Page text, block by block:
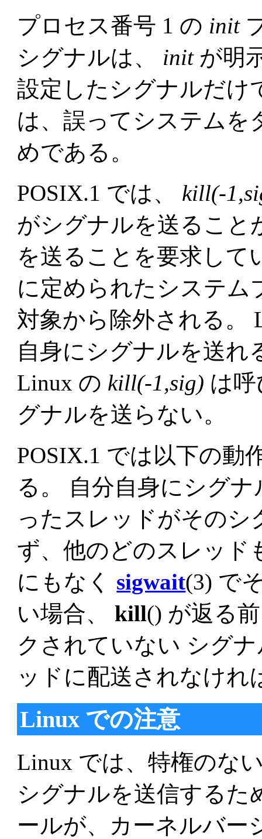
プロセス番号 1 の init
シグナルは、 initが明
設定したシグナルだけ
は、誤ってシステムを
めである。
POSIX.1 では、 kill(-
がシグナルを送るこ
を送ることを要求して
に定められたシステム
対象から除外される。
自身にシグナルを送れ
Linux の kill(-1,sig) は
グナルを送らない。
POSIX.1 では以下の動
る。 自分自身にシグ
ったスレッドがその
ず、他のどのスレッド
にもなく sigwait(3) で
い場合、 kill() が返る
クされていない シグ
ッドに配送されなけ
Linux での注意
Linux では、特権のな
シグナルを送信するた
ールが、カーネルバー